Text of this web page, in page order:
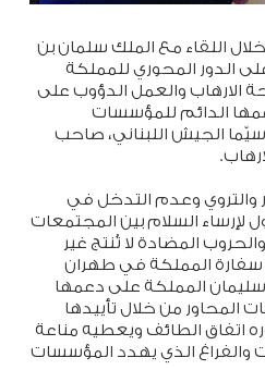
اللقاء مع الملك سلمان بن
الدور المحوري للمملكة
الارهاب والعمل الدؤوب على
الدائم للمؤسسات
سيّما الجيش اللبناني، صاحب
والتروي وعدم التدخل في
السلام بين المجتمعات
المضادة لا تُنتج غير
سفارة المملكة في طهران
المملكة على دعمها
المحاور من خلال تأييدها
اتفاق الطائف ويعطيه مناعة
والفراغ الذي يهدد المؤسسات